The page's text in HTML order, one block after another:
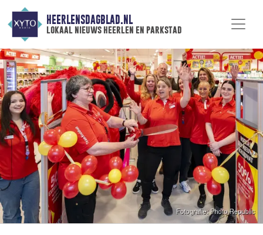
HEERLENSDAGBLAD.NL
lokaal nieuws heerlen en parkstad